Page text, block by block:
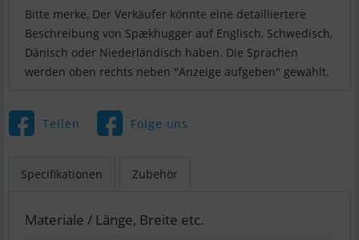
Bitte merke, Der Verkäufer könnte eine detailliertere
Beschreibung von Spækhugger auf Englisch, Schwedisch,
Dänisch oder Niederländisch haben. Die Sprachen
werden oben rechts neben "Anzeige aufgeben" gewählt.
Teilen Folge uns
Specifikationen Zubehör
Materiale / Länge, Breite etc.